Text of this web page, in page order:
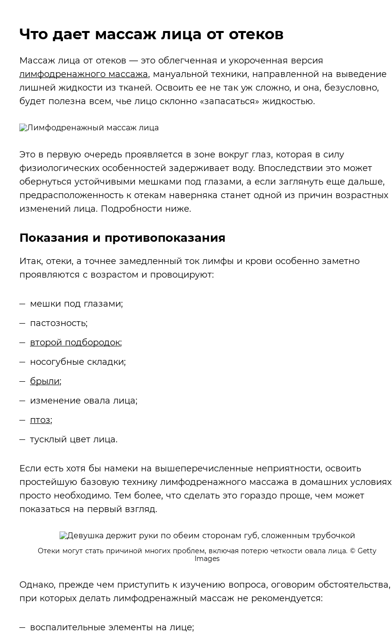
Что дает массаж лица от отеков
Массаж лица от отеков — это облегченная и укороченная версия
лимфодренажного массажа, мануальной техники, направленной на выведение
лишней жидкости из тканей. Освоить ее не так уж сложно, и она, безусловно,
будет полезна всем, чье лицо склонно «запасаться» жидкостью.
Это в первую очередь проявляется в зоне вокруг глаз, которая в силу
физиологических особенностей задерживает воду. Впоследствии это может
обернуться устойчивыми мешками под глазами, а если заглянуть еще дальше,
предрасположенность к отекам наверняка станет одной из причин возрастных
изменений лица. Подробности ниже.
Показания и противопоказания
Итак, отеки, а точнее замедленный ток лимфы и крови особенно заметно
проявляются с возрастом и провоцируют:
мешки под глазами;
пастозность;
второй подбородок;
носогубные складки;
брыли;
изменение овала лица;
птоз;
тусклый цвет лица.
Если есть хотя бы намеки на вышеперечисленные неприятности, освоить
простейшую базовую технику лимфодренажного массажа в домашних условиях
просто необходимо. Тем более, что сделать это гораздо проще, чем может
показаться на первый взгляд.
Отеки могут стать причиной многих проблем, включая потерю четкости овала лица. © Getty
Images
Однако, прежде чем приступить к изучению вопроса, оговорим обстоятельства,
при которых делать лимфодренажный массаж не рекомендуется:
воспалительные элементы на лице;